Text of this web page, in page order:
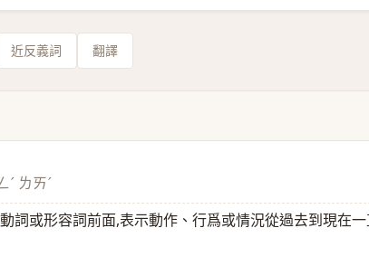
近反義詞 翻譯
ˊ ㄌㄞˊ
或形容詞前面,表示動作、行爲或情況從過去到現在